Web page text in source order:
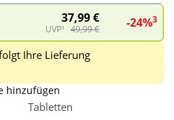
37,99 €
UVP¹ 49,99 € -24%3
Ihre Lieferung
hinzufügen
Tabletten